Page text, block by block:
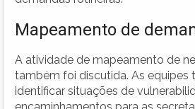
Mapeamento de
A atividade de mapeamento de
também foi discutida. As
identificar situações de
encaminhamentos para as